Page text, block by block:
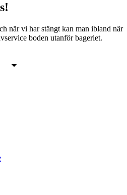
när vi har stängt kan man ibland när
boden utanför bageriet.